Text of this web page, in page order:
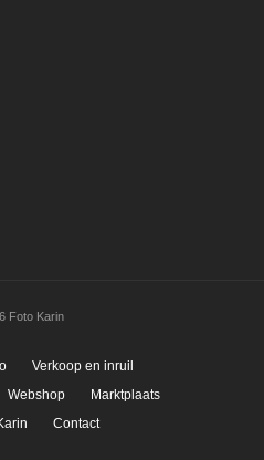
Foto Karin
Verkoop en inruil
Webshop
Marktplaats
Contact